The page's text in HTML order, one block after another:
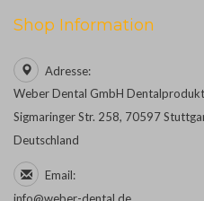
Shop Information
Adresse:
Weber Dental GmbH
Sigmaringer Str. 258, 70597
Deutschland
Email: